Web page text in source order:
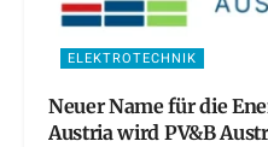
ELEKTROTECHNIK
Neuer Name für die
Austria wird PV&B